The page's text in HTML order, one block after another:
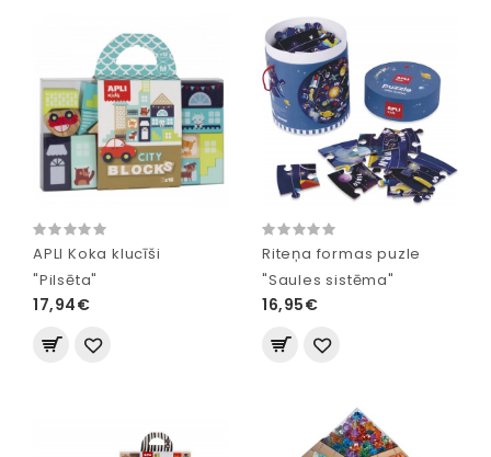
APLI Koka klucīši
"Pilsēta"
17,94€
Riteņa formas puzle
"Saules sistēma"
16,95€